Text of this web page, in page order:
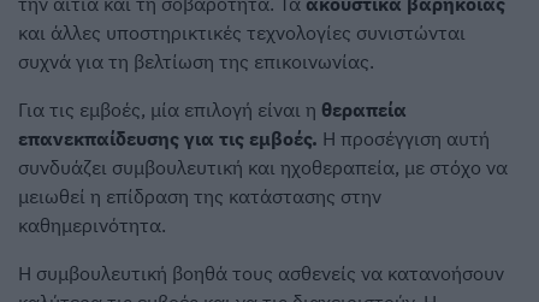
και άλλες υποστηρικτικές τεχνολογίες συνιστώνται
συχνά για τη βελτίωση της επικοινωνίας.
Για τις εμβοές, μία επιλογή είναι η θεραπεία
επανεκπαίδευσης για τις εμβοές. Η προσέγγιση αυτή
συνδυάζει συμβουλευτική και ηχοθεραπεία, με στόχο να
μειωθεί η επίδραση της κατάστασης στην
καθημερινότητα.
Η συμβουλευτική βοηθά τους ασθενείς να κατανοήσουν